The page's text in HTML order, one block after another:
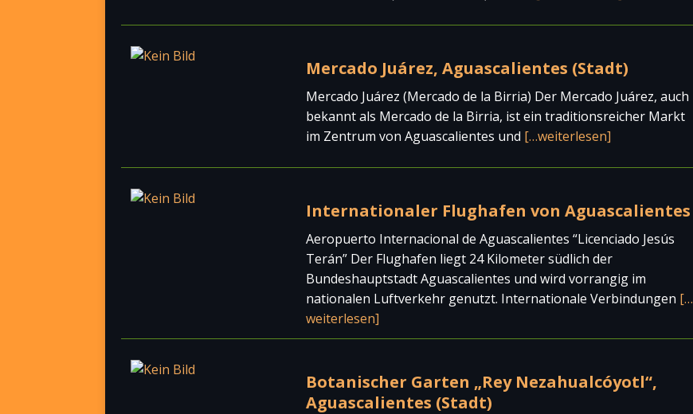
Mercado Juárez, Aguascalientes (Stadt)
Mercado Juárez (Mercado de la Birria) Der Mercado Juárez, auch
bekannt als Mercado de la Birria, ist ein traditionsreicher Markt
im Zentrum von Aguascalientes und […weiterlesen]
Internationaler Flughafen von Aguascalientes
Aeropuerto Internacional de Aguascalientes “Licenciado Jesús
Terán” Der Flughafen liegt 24 Kilometer südlich der
Bundeshauptstadt Aguascalientes und wird vorrangig im
nationalen Luftverkehr genutzt. Internationale Verbindungen […
weiterlesen]
Botanischer Garten „Rey Nezahualcóyotl“,
Aguascalientes (Stadt)